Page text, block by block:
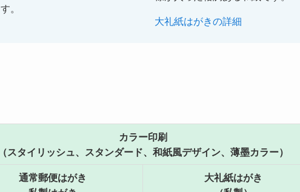
す。
大礼紙はがきの詳細
カラー印刷
（スタイリッシュ、スタンダード、和紙風デザイン、薄墨カラー）
通常郵便はがき
大礼紙はがき